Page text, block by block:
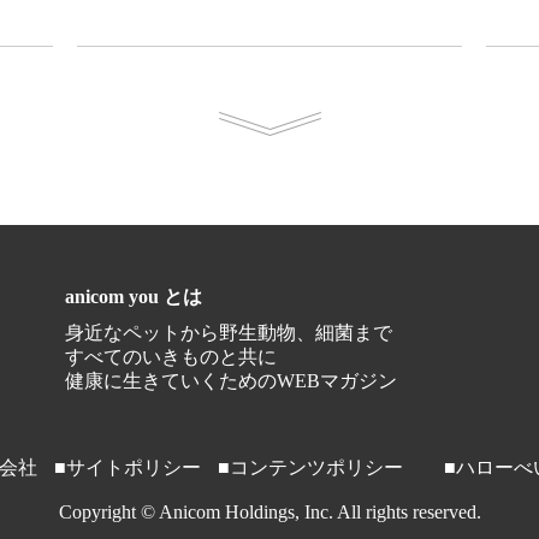
anicom you とは
身近なペットから野生動物、細菌まで
すべてのいきものと共に
健康に生きていくためのWEBマガジン
社 ■サイトポリシー ■コンテンツポリシー ■ハローべ
Copyright © Anicom Holdings, Inc. All rights reserved.